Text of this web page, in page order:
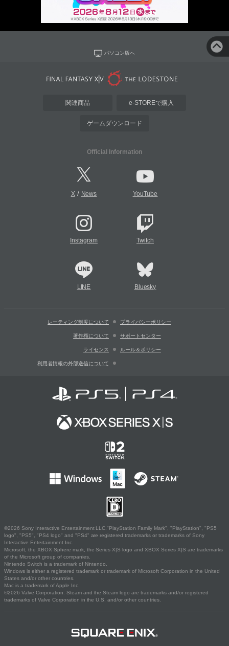
パソコン版へ
関連商品 e-STOREで購入
ゲームダウンロード
Official Information
X/ News YouTube
Instagram Twitch
LINE Bluesky
レーティング制度について プライバシーポリシー
著作権について サポートセンター
ライセンス ルール＆ポリシー
利用者情報の外部送信について
©2026 Sony Interactive Entertainment LLC."PlayStation Family Mark", "PlayStation", "PS5
logo", "PS5", "PS4 logo" and "PS4" are registered trademarks or trademarks of Sony
Interactive Entertainment Inc.
Microsoft, the XBOX Sphere mark, the Series X|S logo and XBOX Series X|S are trademarks
of the Microsoft group of companies.
Nintendo Switch is a trademark of Nintendo.
Windows is either a registered trademark or trademark of Microsoft Corporation in the United
States and/or other countries.
Mac is a trademark of Apple Inc.
©2026 Valve Corporation. Steam and the Steam logo are trademarks and/or registered
trademarks of Valve Corporation in the U.S. and/or other countries.